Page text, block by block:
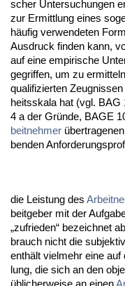
scher Un­ter­su­chun­gen
zur Er­mitt­lung ei­nes
häufig ver­wen­de­ten
Aus­druck fin­den kann,
auf ei­ne em­pi­ri­sche
ge­grif­fen, um zu
qua­li­fi­zier­ten
heits­ska­la hat (vgl. BAG
4 a der Gründe, BA­GE
beit­neh­mer
ben­den
die Leis­tung des
beit­ge­ber mit der
„zu­frie­den“ be­zeich­net
brauch nicht die
enthält viel­mehr ei­ne
lung, die sich an den